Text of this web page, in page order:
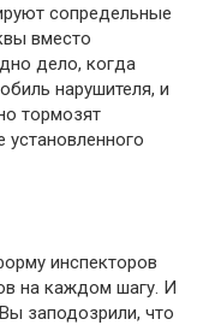
сопредельные
вместо
дело, когда
нарушителя, и
тормозят
инспекторов
на каждом шагу. И
заподозрили, что